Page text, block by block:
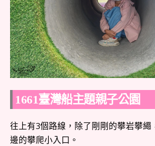
1661臺灣船主題親子公園
往上有3個路線，除了剛剛的攀岩攀繩
邊的攀爬小入口。